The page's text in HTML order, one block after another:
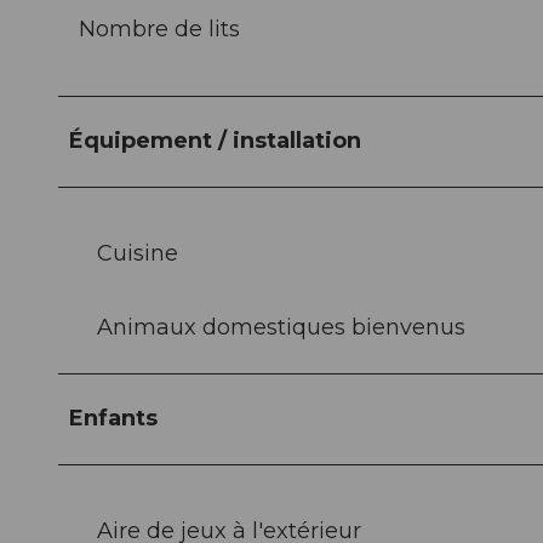
Nombre de lits
Équipement / installation
Cuisine
Animaux domestiques bienvenus
Enfants
Aire de jeux à l'extérieur